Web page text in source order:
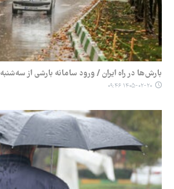
بارش‌ها در راه ایران / ورود سامانه بارشی از سه‌شنبه
۱۴۰۵-۰۲-۲۰ ۰۹:۴۶